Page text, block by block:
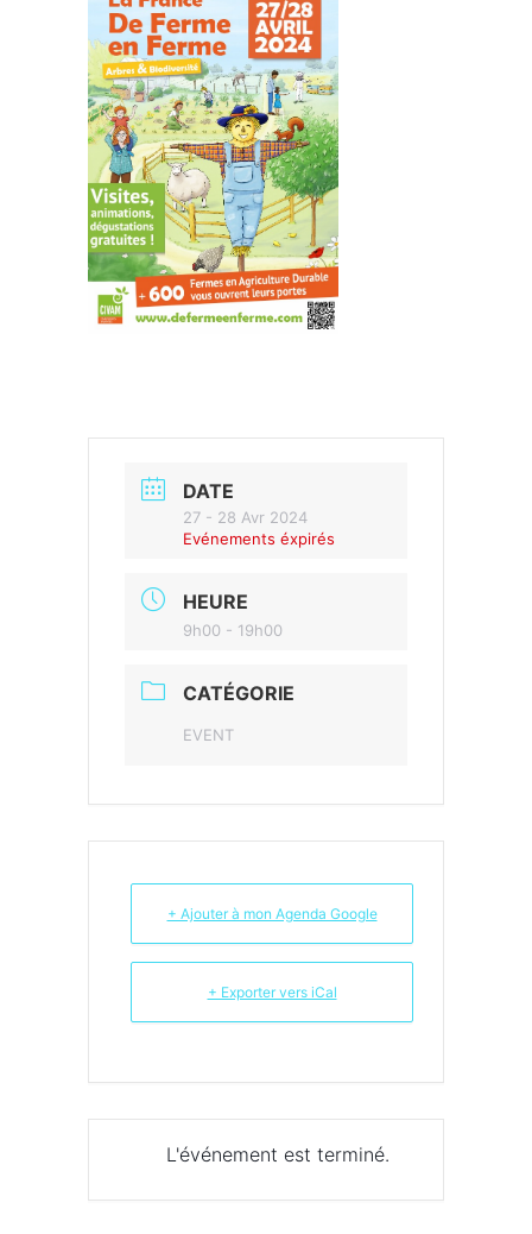
DATE
27 - 28 Avr 2024
Evénements éxpirés
HEURE
9h00 - 19h00
CATÉGORIE
EVENT
+ Ajouter à mon Agenda Google
+ Exporter vers iCal
L'événement est terminé.